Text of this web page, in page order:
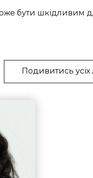
бути шкідливим
Подивитись усіх